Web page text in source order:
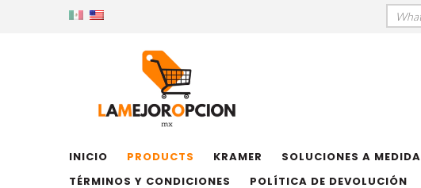
INICIO PRODUCTS KRAMER SOLUCIONES A MEDIDA
TÉRMINOS Y CONDICIONES
POLÍTICA DE DEVOLUCIÓN